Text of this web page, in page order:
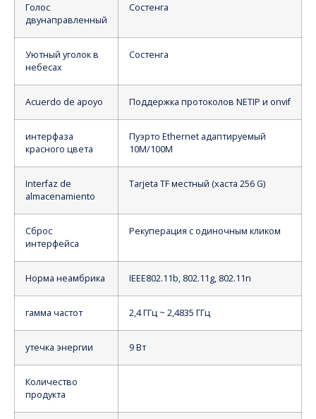
Голос
двунаправленный
Состенга
Уютный уголок в
небесах
Состенга
Acuerdo de apoyo Поддержка протоколов NETIP и onvif
интерфаза
красного цвета
Пуэрто Ethernet адаптируемый
10M/100M
Interfaz de
almacenamiento
Tarjeta TF местный (хаста 256 G)
Сброс
интерфейса
Рекуперация с одиночным кликом
Норма неамбрика IEEE802.11b, 802.11g, 802.11n
гамма частот 2,4 ГГц ~ 2,4835 ГГц
утечка энергии 9 Вт
Количество
продукта